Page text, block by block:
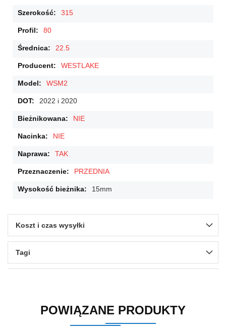
315
80
22.5
WESTLAKE
WSM2
2022 i 2020
NIE
NIE
TAK
PRZEDNIA
15mm
Koszt i czas wysyłki
Tagi
POWIĄZANE PRODUKTY